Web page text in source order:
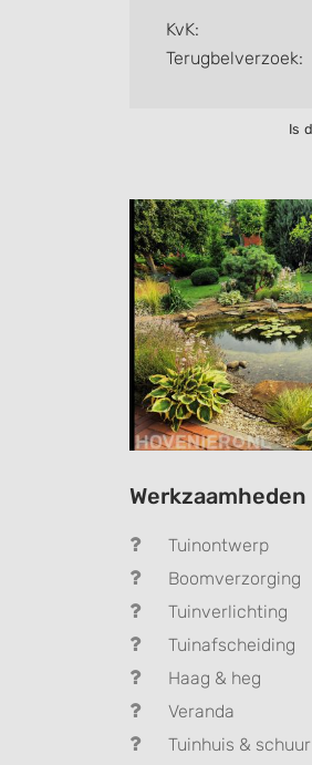
KvK:
Terugbelverzoek:
Is
Werkzaamheden
Tuinontwerp
Boomverzorging
Tuinverlichting
Tuinafscheiding
Haag & heg
Veranda
Tuinhuis & schuur